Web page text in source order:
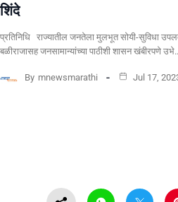
शिंदे
प्रतिनिधि राज्यातील जनतेला मुलभूत सोयी-सुविधा
बळीराजासह जनसामान्यांच्या पाठीशी शासन खंबीरपणे
By mnewsmarathi Jul 17,